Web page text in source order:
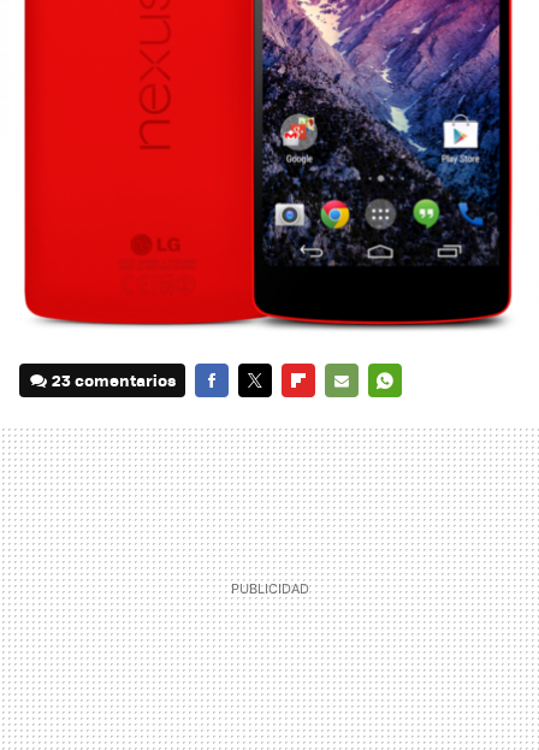
23 comentarios
MAIL